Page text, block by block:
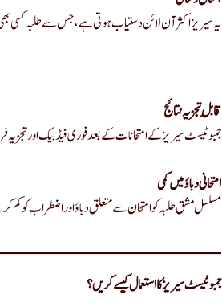
یہ سیریز اکثر آن لائن دستیاب ہوتی ہے، جس سے طلبہ کسی
قابلِ تجزیہ نتائج
جمبو ٹیسٹ سیریز کے امتحانات کے بعد فوری فیڈبیک اور تجزیہ
امتحانی دباؤ میں کمی
مسلسل مشق طلبہ کو امتحان سے متعلق دباؤ اور اضطراب کو
جمبو ٹیسٹ سیریز کا استعمال کیسے کریں؟